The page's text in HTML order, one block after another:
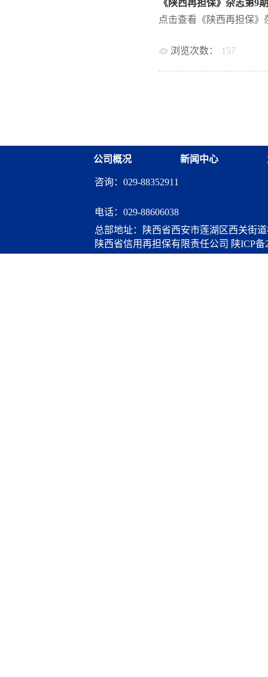
新兴产业等对象，将传
办银行单方进行，担保
制（承办银行20%，国担
《陕西再担保》杂志第9期
点击查看《陕西再担保》
浏览次数： 157
公司概况 新闻中心
咨询：029-88352911
电话： 029-88606038
陕西省信用再担保有限责任公司 陕ICP备
总部地址：陕西省西安市莲湖区西关街